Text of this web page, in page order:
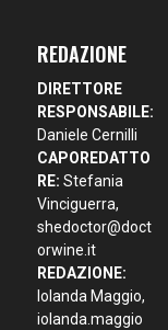
REDAZIONE
DIRETTORE
RESPONSABILE:
Daniele Cernilli
CAPOREDATTO
RE: Stefania
Vinciguerra,
shedoctor@doct
orwine.it
REDAZIONE:
Iolanda Maggio,
iolanda.maggio